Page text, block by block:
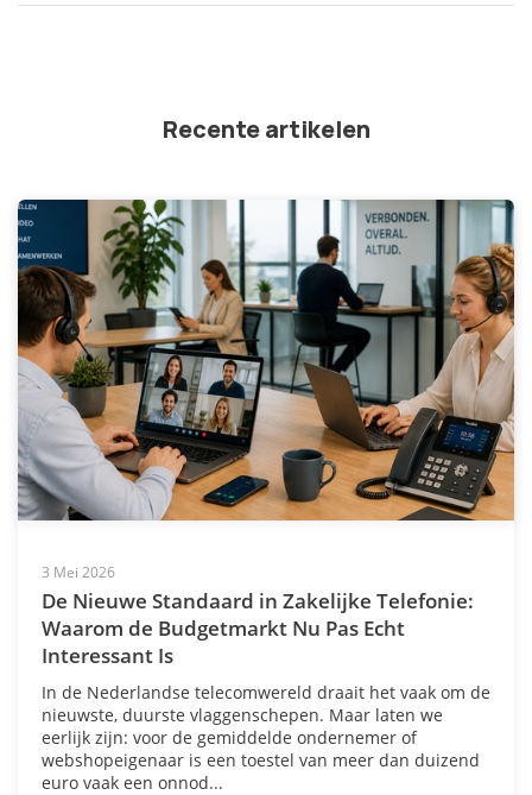
Recente artikelen
3 Mei 2026
De Nieuwe Standaard in Zakelijke Telefonie:
Waarom de Budgetmarkt Nu Pas Echt
Interessant Is
In de Nederlandse telecomwereld draait het vaak om de
nieuwste, duurste vlaggenschepen. Maar laten we
eerlijk zijn: voor de gemiddelde ondernemer of
webshopeigenaar is een toestel van meer dan duizend
euro vaak een onnod...